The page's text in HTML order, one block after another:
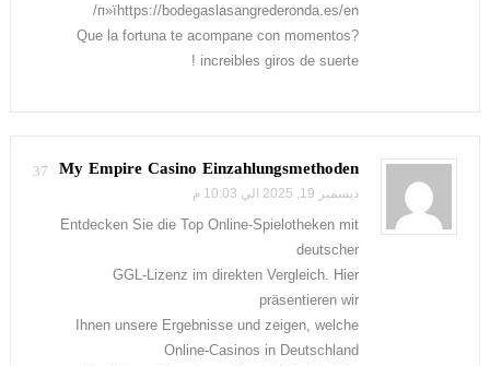
п»їhttps://bodegaslasangrederonda.es/en/
?Que la fortuna te acompane con momentos
increibles giros de suerte !
37 My Empire Casino Einzahlungsmethoden
ديسمبر 19, 2025 الي 10:03 م
Entdecken Sie die Top Online-Spielotheken mit
deutscher
GGL-Lizenz im direkten Vergleich. Hier
präsentieren wir
Ihnen unsere Ergebnisse und zeigen, welche
Online-Casinos in Deutschland